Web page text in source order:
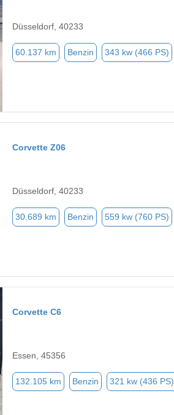
Düsseldorf, 40233
60.137 km Benzin 343 kw (466 PS)
Corvette Z06
Düsseldorf, 40233
30.689 km Benzin 559 kw (760 PS)
Corvette C6
Essen, 45356
132.105 km Benzin 321 kw (436 PS)